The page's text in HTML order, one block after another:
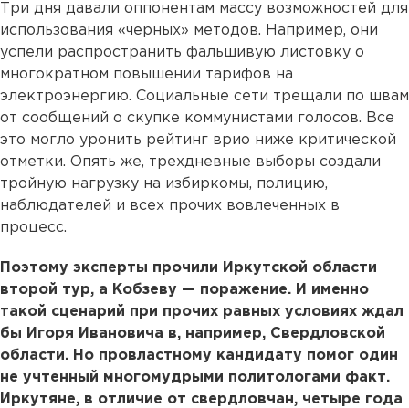
Три дня давали оппонентам массу возможностей для
использования «черных» методов. Например, они
успели распространить фальшивую листовку о
многократном повышении тарифов на
электроэнергию. Социальные сети трещали по швам
от сообщений о скупке коммунистами голосов. Все
это могло уронить рейтинг врио ниже критической
отметки. Опять же, трехдневные выборы создали
тройную нагрузку на избиркомы, полицию,
наблюдателей и всех прочих вовлеченных в
процесс.
Поэтому эксперты прочили Иркутской области
второй тур, а Кобзеву — поражение. И именно
такой сценарий при прочих равных условиях ждал
бы Игоря Ивановича в, например, Свердловской
области. Но провластному кандидату помог один
не учтенный многомудрыми политологами факт.
Иркутяне, в отличие от свердловчан, четыре года